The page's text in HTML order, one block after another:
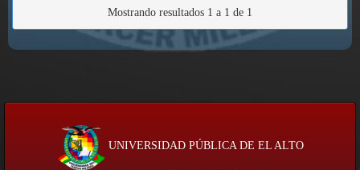
Mostrando resultados 1 a 1 de 1
UNIVERSIDAD PÚBLICA DE EL ALTO